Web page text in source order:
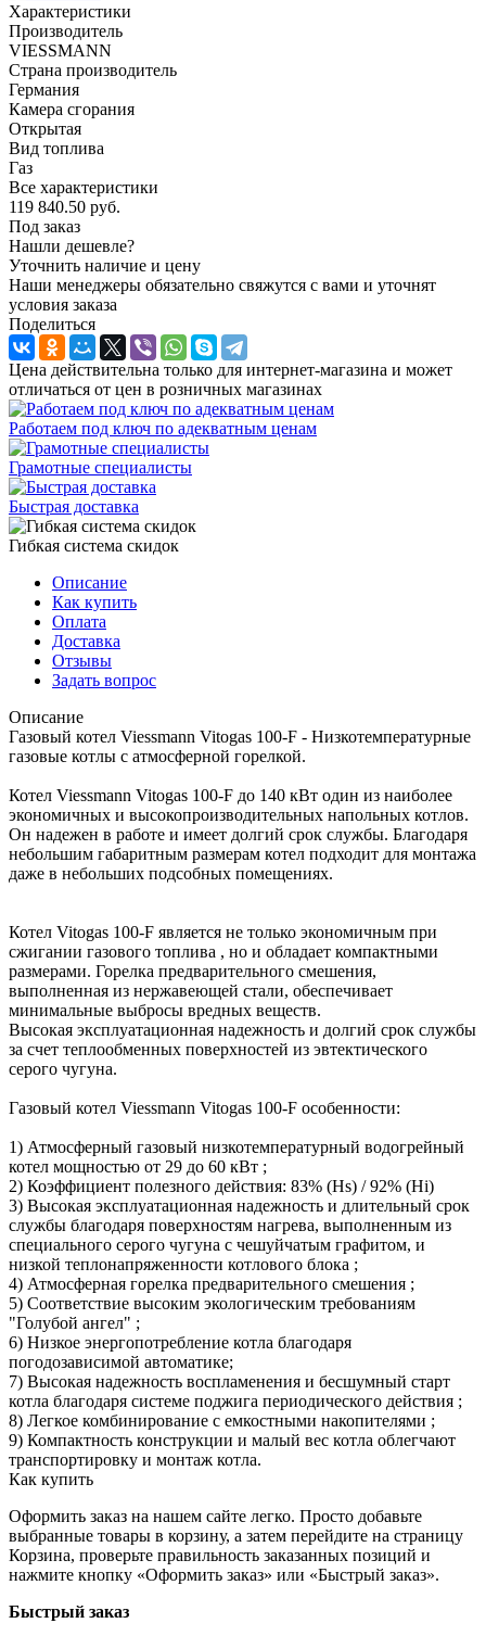
Характеристики
Производитель
VIESSMANN
Страна производитель
Германия
Камера сгорания
Открытая
Вид топлива
Газ
Все характеристики
119 840.50 руб.
Под заказ
Нашли дешевле?
Уточнить наличие и цену
Наши менеджеры обязательно свяжутся с вами и уточнят
условия заказа
Поделиться
Цена действительна только для интернет-магазина и может
отличаться от цен в розничных магазинах
Работаем под ключ по адекватным ценам
Грамотные специалисты
Быстрая доставка
Гибкая система скидок
Описание
Как купить
Оплата
Доставка
Отзывы
Задать вопрос
Описание
Газовый котел Viessmann Vitogas 100-F - Низкотемпературные
газовые котлы с атмосферной горелкой.
Котел Viessmann Vitogas 100-F до 140 кВт один из наиболее
экономичных и высокопроизводительных напольных котлов.
Он надежен в работе и имеет долгий срок службы. Благодаря
небольшим габаритным размерам котел подходит для монтажа
даже в небольших подсобных помещениях.
Котел Vitogas 100-F является не только экономичным при
сжигании газового топлива , но и обладает компактными
размерами. Горелка предварительного смешения,
выполненная из нержавеющей стали, обеспечивает
минимальные выбросы вредных веществ.
Высокая эксплуатационная надежность и долгий срок службы
за счет теплообменных поверхностей из эвтектического
серого чугуна.
Газовый котел Viessmann Vitogas 100-F особенности:
1) Атмосферный газовый низкотемпературный водогрейный
котел мощностью от 29 до 60 кВт ;
2) Коэффициент полезного действия: 83% (Hs) / 92% (Hi)
3) Высокая эксплуатационная надежность и длительный срок
службы благодаря поверхностям нагрева, выполненным из
специального серого чугуна с чешуйчатым графитом, и
низкой теплонапряженности котлового блока ;
4) Атмосферная горелка предварительного смешения ;
5) Соответствие высоким экологическим требованиям
"Голубой ангел" ;
6) Низкое энергопотребление котла благодаря
погодозависимой автоматике;
7) Высокая надежность воспламенения и бесшумный старт
котла благодаря системе поджига периодического действия ;
8) Легкое комбинирование с емкостными накопителями ;
9) Компактность конструкции и малый вес котла облегчают
транспортировку и монтаж котла.
Как купить
Оформить заказ на нашем сайте легко. Просто добавьте
выбранные товары в корзину, а затем перейдите на страницу
Корзина, проверьте правильность заказанных позиций и
нажмите кнопку «Оформить заказ» или «Быстрый заказ».
Быстрый заказ